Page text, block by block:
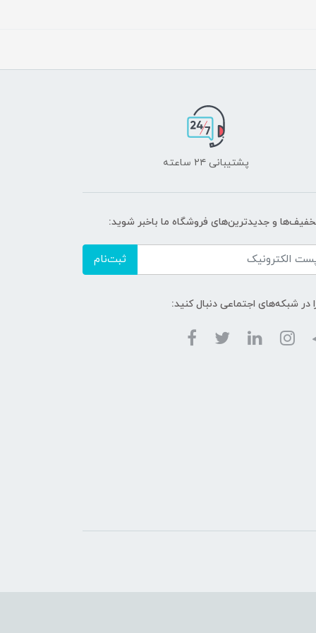
پشتیبانی ۲۴ ساعته
و جدیدترین‌های فروشگاه ما باخبر شوید:
ثبت‌نام
در شبکه‌های اجتماعی دنبال کنید: